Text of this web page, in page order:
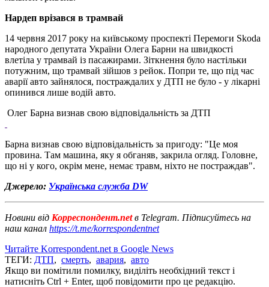
Нардеп врізався в трамвай
14 червня 2017 року на київському проспекті Перемоги Skoda
народного депутата України Олега Барни на швидкості
влетіла у трамвай із пасажирами. Зіткнення було настільки
потужним, що трамвай зійшов з рейок. Попри те, що під час
аварії авто зайнялося, постраждалих у ДТП не було - у лікарні
опинився лише водій авто.
Олег Барна визнав свою відповідальність за ДТП
Барна визнав свою відповідальність за пригоду: "Це моя
провина. Там машина, яку я обганяв, закрила огляд. Головне,
що ні у кого, окрім мене, немає травм, ніхто не постраждав".
Джерело: Українська служба DW
Новини від Корреспондент.netв Telegram. Підписуйтесь на
наш канал https://t.me/korrespondentnet
Читайте Korrespondent.net в Google News
ТЕГИ: ДТП, смерть, авария, авто
Якщо ви помітили помилку, виділіть необхідний текст і
натисніть Ctrl + Enter, щоб повідомити про це редакцію.